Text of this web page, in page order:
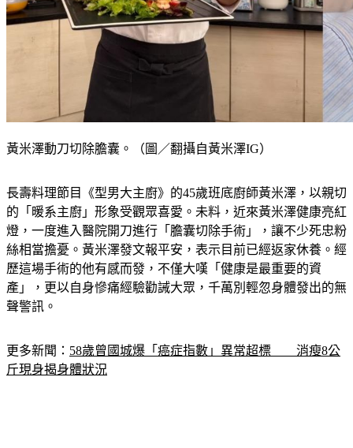
黃米澤動刀切除膽囊。（圖／翻攝自黃米澤IG）
長壽料理節目《型男大主廚》的45歲班底廚師黃米澤，以親切
的「暖系主廚」形象受觀眾喜愛。未料，近來黃米澤健康亮紅
燈，一度進入醫院開刀進行「膽囊切除手術」，讓不少死忠粉
絲相當擔憂。黃米澤發文報平安，表示目前已經返家休養。經
歷這場手術的他有感而發，不僅大嘆「健康是最重要的資
產」，更以自身慘痛經驗勸誡大眾，千萬別輕忽身體發出的無
聲警訊。
更多新聞： 58歲曾國城爆「癌症指數」異常超標　　消瘦8公
斤現身揭身體狀況